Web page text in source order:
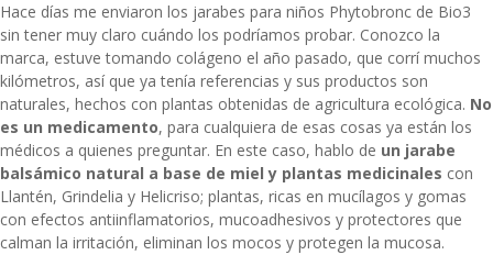
Hace días me enviaron los jarabes para niños Phytobronc de Bio3
sin tener muy claro cuándo los podríamos probar. Conozco la
marca, estuve tomando colágeno el año pasado, que corrí muchos
kilómetros, así que ya tenía referencias y sus productos son
naturales, hechos con plantas obtenidas de agricultura ecológica. No
es un medicamento, para cualquiera de esas cosas ya están los
médicos a quienes preguntar. En este caso, hablo de un jarabe
balsámico natural a base de miel y plantas medicinales con
Llantén, Grindelia y Helicriso; plantas, ricas en mucílagos y gomas
con efectos antiinflamatorios, mucoadhesivos y protectores que
calman la irritación, eliminan los mocos y protegen la mucosa.